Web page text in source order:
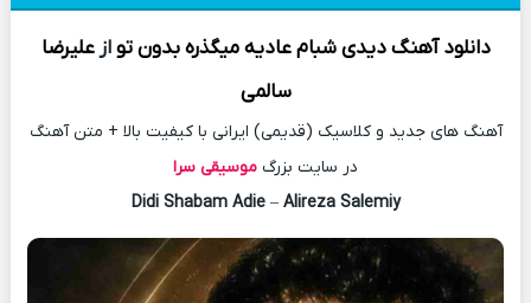
دانلود آهنگ دیدی شبام عادیه میگذره بدون تو ازعلیرضا
سالمی
آهنگ های جدید و کلاسیک (قدیمی) ایرانی با کیفیت بالا + متن آهنگ
در سایت بزرگ موسیقی سرا
Didi Shabam Adie– Alireza Salemiy